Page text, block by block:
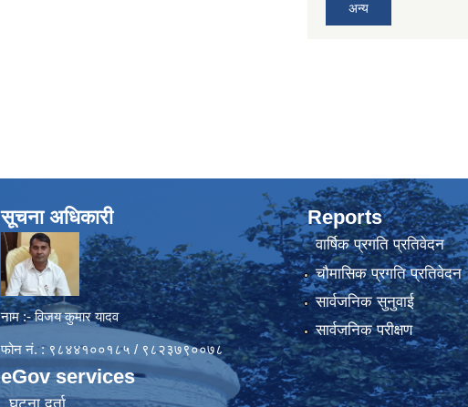
अन्य
सूचना अधिकारी
नाम :- विजय कुमार यादव
फोन नं. : ९८४४१००१८५ / ९८२३७९००७८
eGov services
Reports
वार्षिक प्रगति प्रतिवेदन
चौमासिक प्रगति प्रतिवेदन
सार्वजनिक सुनुवाई
सार्वजनिक परीक्षण